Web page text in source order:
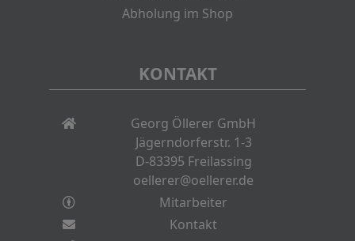
Abholung im Shop
KONTAKT
Georg Öllerer GmbH
Jägerndorferstr. 1-3
D-83395 Freilassing
oellerer@oellerer.de
Mitarbeiter
Kontakt